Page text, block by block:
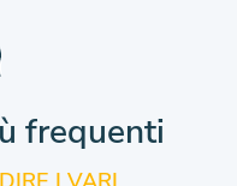
frequenti